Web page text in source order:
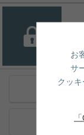
お
サ
クッキ